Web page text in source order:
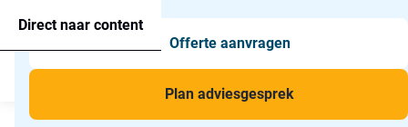
Direct naar content
Menu
Agressie alarmering
Man-down & BHV Alarmering
Voor wie
Toepassingen
Offerte aanvragen
Plan adviesgesprek